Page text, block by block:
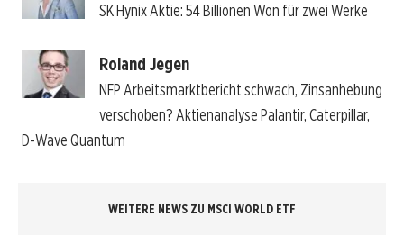
SK Hynix Aktie: 54 Billionen Won für zwei Werke
Roland Jegen
NFP Arbeitsmarktbericht schwach, Zinsanhebung
verschoben? Aktienanalyse Palantir, Caterpillar,
D-Wave Quantum
WEITERE NEWS ZU MSCI WORLD ETF